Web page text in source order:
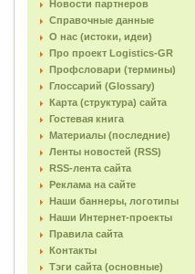
Новости партнеров
Справочные данные
О нас (истоки, идеи)
Про проект Logistics-GR
Профсловари (термины)
Глоссарий (Glossary)
Карта (структура) сайта
Гостевая книга
Материалы (последние)
Ленты новостей (RSS)
RSS-лента сайта
Реклама на сайте
Наши баннеры, логотипы
Наши Интернет-проекты
Правила сайта
Контакты
Тэги сайта (основные)